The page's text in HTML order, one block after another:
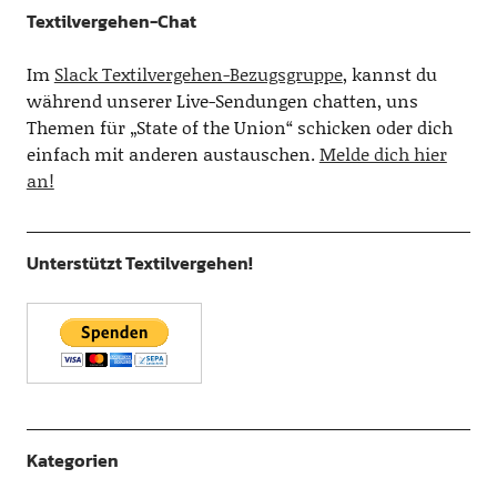
Textilvergehen-Chat
Im Slack Textilvergehen-Bezugsgruppe, kannst du
während unserer Live-Sendungen chatten, uns
Themen für „State of the Union“ schicken oder dich
einfach mit anderen austauschen.Melde dich hier
an!
Unterstützt Textilvergehen!
Kategorien